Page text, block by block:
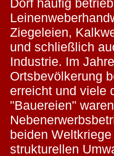
Dorf häufig
Ziegeleien,
und schließlich
Industrie. Im
Ortsbevölkerung
erreicht und viele
"Bauereien"
beiden
strukturellen